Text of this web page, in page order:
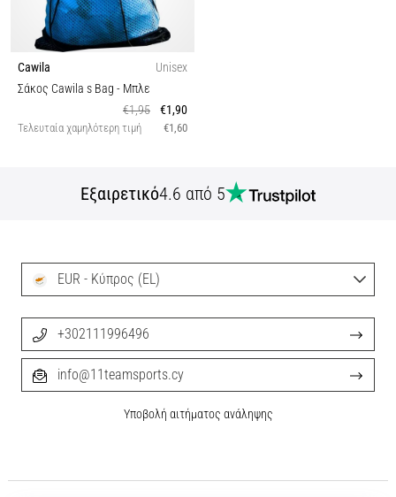
Cawila
Unisex
Σάκος Cawila s Bag - Μπλε
€1,95
€1,90
Τελευταία χαμηλότερη τιμή €1,60
Εξαιρετικό4.6 από 5
EUR - Κύπρος (EL)
+302111996496
info@11teamsports.cy
Υποβολή αιτήματος ανάληψης